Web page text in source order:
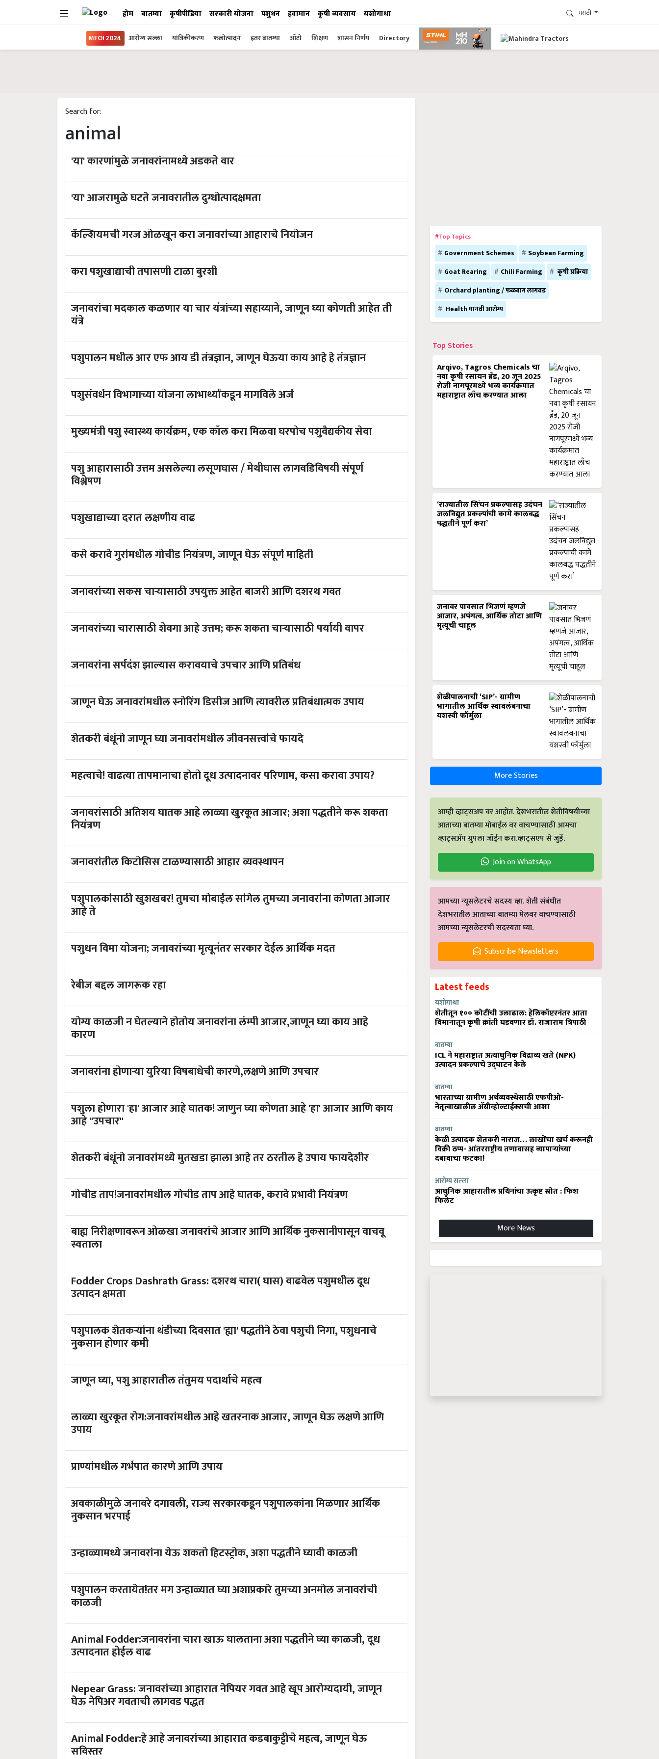
होम बातम्या कृषीपीडिया सरकारी योजना पशुधन हवामान कृषी व्यवसाय यशोगाथा मराठी
MFOI 2024 आरोग्य सल्ला यांत्रिकीकरण फलोत्पादन इतर बातम्या ऑटो शिक्षण शासन निर्णय Directory
Search for:
animal
'या' कारणांमुळे जनावरांनामध्ये अडकते वार
'या' आजरामुळे घटते जनावरातील दुग्धोत्पादक्षमता
कॅल्शियमची गरज ओळखून करा जनावरांच्या आहाराचे नियोजन
करा पशुखाद्याची तपासणी टाळा बुरशी
जनावरांचा मदकाल कळणार या चार यंत्रांच्या सहाय्याने, जाणून घ्या कोणती आहेत ती
यंत्रे
पशुपालन मधील आर एफ आय डी तंत्रज्ञान, जाणून घेऊया काय आहे हे तंत्रज्ञान
पशुसंवर्धन विभागाच्या योजना लाभार्थ्यांकडून मागविले अर्ज
मुख्यमंत्री पशु स्वास्थ्य कार्यक्रम, एक कॉल करा मिळवा घरपोच पशुवैद्यकीय सेवा
पशु आहारासाठी उत्तम असलेल्या लसूणघास / मेथीघास लागवडिविषयी संपूर्ण
विश्लेषण
पशुखाद्याच्या दरात लक्षणीय वाढ
कसे करावे गुरांमधील गोचीड नियंत्रण, जाणून घेऊ संपूर्ण माहिती
जनावरांच्या सकस चाऱ्यासाठी उपयुक्त आहेत बाजरी आणि दशरथ गवत
जनावरांच्या चारासाठी शेवगा आहे उत्तम; करू शकता चाऱ्यासाठी पर्यायी वापर
जनावरांना सर्पदंश झाल्यास करावयाचे उपचार आणि प्रतिबंध
जाणून घेऊ जनावरांमधील स्नोरिंग डिसीज आणि त्यावरील प्रतिबंधात्मक उपाय
शेतकरी बंधूंनो जाणून घ्या जनावरांमधील जीवनसत्त्वांचे फायदे
महत्वाचे! वाढत्या तापमानाचा होतो दूध उत्पादनावर परिणाम, कसा करावा उपाय?
जनावरांसाठी अतिशय घातक आहे लाळ्या खुरकूत आजार; अशा पद्धतीने करू शकता
नियंत्रण
जनावरांतील किटोसिस टाळण्यासाठी आहार व्यवस्थापन
पशुपालकांसाठी खुशखबर! तुमचा मोबाईल सांगेल तुमच्या जनावरांना कोणता आजार
आहे ते
पशुधन विमा योजना; जनावरांच्या मृत्यूनंतर सरकार देईल आर्थिक मदत
रेबीज बद्दल जागरूक रहा
योग्य काळजी न घेतल्याने होतोय जनावरांना लंम्पी आजार,जाणून घ्या काय आहे
कारण
जनावरांना होणाऱ्या युरिया विषबाधेची कारणे,लक्षणे आणि उपचार
पशुला होणारा 'हा' आजार आहे घातक! जाणुन घ्या कोणता आहे 'हा' आजार आणि काय
आहे "उपचार"
शेतकरी बंधूंनो जनावरांमध्ये मुतखडा झाला आहे तर ठरतील हे उपाय फायदेशीर
गोचीड ताप!जनावरांमधील गोचीड ताप आहे घातक, करावे प्रभावी नियंत्रण
बाह्य निरीक्षणावरून ओळखा जनावरांचे आजार आणि आर्थिक नुकसानीपासून वाचवू
स्वताला
Fodder Crops Dashrath Grass: दशरथ चारा( घास) वाढवेल पशुमधील दूध
उत्पादन क्षमता
पशुपालक शेतकऱ्यांना थंडीच्या दिवसात 'ह्या' पद्धतीने ठेवा पशुची निगा, पशुधनाचे
नुकसान होणार कमी
जाणून घ्या, पशु आहारातील तंतुमय पदार्थाचे महत्व
लाळ्या खुरकूत रोग:जनावरांमधील आहे खतरनाक आजार, जाणून घेऊ लक्षणे आणि
उपाय
प्राण्यांमधील गर्भपात कारणे आणि उपाय
अवकाळीमुळे जनावरे दगावली, राज्य सरकारकडून पशुपालकांना मिळणार आर्थिक
नुकसान भरपाई
उन्हाळ्यामध्ये जनावरांना येऊ शकतो हिटस्ट्रोक, अशा पद्धतीने घ्यावी काळजी
पशुपालन करतायेत!तर मग उन्हाळ्यात घ्या अशाप्रकारे तुमच्या अनमोल जनावरांची
काळजी
Animal Fodder:जनावरांना चारा खाऊ घालताना अशा पद्धतीने घ्या काळजी, दूध
उत्पादनात होईल वाढ
Nepear Grass: जनावरांच्या आहारात नेपियर गवत आहे खूप आरोग्यदायी, जाणून
घेऊ नेपिअर गवताची लागवड पद्धत
Animal Fodder:हे आहे जनावरांच्या आहारात कडबाकुट्टीचे महत्व, जाणून घेऊ
सविस्तर
#Top Topics
Government Schemes
Soybean Farming
Goat Rearing
Chili Farming
कृषी प्रक्रिया
Orchard planting / फळबाग लागवड
Health मानवी आरोग्य
Top Stories
Arqivo, Tagros Chemicals चा
नवा कृषी रसायन ब्रँड, 20 जून 2025
रोजी नागपूरमध्ये भव्य कार्यक्रमात
महाराष्ट्रात लाँच करण्यात आला
‘राज्यातील सिंचन प्रकल्पासह उदंचन
जलविद्युत प्रकल्पांची कामे कालबद्ध
पद्धतीने पूर्ण करा’
जनावर पावसात भिजणं म्हणजे
आजार, अपंगत्व, आर्थिक तोटा आणि
मृत्यूची चाहूल
शेळीपालनाची ‘SIP’- ग्रामीण
भागातील आर्थिक स्वावलंबनाचा
यशस्वी फॉर्मुला
More Stories
आम्ही व्हाट्सअप वर आहोत. देशभरातील शेतीविषयीच्या
आताच्या बातम्या मोबाईल वर वाचण्यासाठी आमचा
व्हाट्सअँप ग्रुपला जॉईन करा.व्हाट्सएप से जुड़ें.
Join on WhatsApp
आमच्या न्यूसलेटरचे सदस्य व्हा. शेती संबंधीत
देशभरातील आताच्या बातम्या मेलवर वाचण्यासाठी
आमच्या न्यूसलेटरची सदस्यता घ्या.
Subscribe Newsletters
Latest feeds
यशोगाथा
शेतीतून १०० कोटींची उलाढाल: हेलिकॉप्टरनंतर आता
विमानातून कृषी क्रांती घडवणार डॉ. राजाराम त्रिपाठी
बातम्या
ICL ने महाराष्ट्रात अत्याधुनिक विद्राव्य खते (NPK)
उत्पादन प्रकल्पाचे उद्घाटन केले
बातम्या
भारताच्या ग्रामीण अर्थव्यवस्थेसाठी एफपीओ-
नेतृत्वाखालील अ‍ॅग्रीव्होल्टाईक्सची आशा
बातम्या
केळी उत्पादक शेतकरी नाराज… लाखोंचा खर्च करूनही
विक्री ठप्प- आंतरराष्ट्रीय तणावासह व्यापाऱ्यांच्या
दबावाचा फटका!
आरोग्य सल्ला
आधुनिक आहारातील प्रथिनांचा उत्कृष्ट स्रोत : फिश
फिलेट
More News